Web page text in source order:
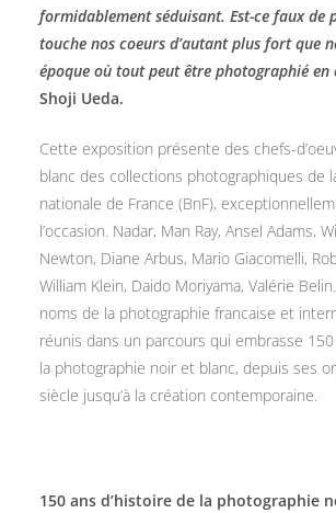
formidablement séduisant. Est-ce faux de
touche nos coeurs d’autant plus fort que
époque où tout peut être photographié en
Shoji Ueda.
Cette exposition présente des chefs-
blanc des collections photographiques de
nationale de France (BnF),
l’occasion. Nadar, Man Ray, Ansel Adams,
Newton, Diane Arbus, Mario Giacomelli,
William Klein, Daido Moriyama, Valérie
noms de la photographie francaise et
réunis dans un parcours qui embrasse 150
la photographie noir et blanc, depuis ses
siècle jusqu’à la création contemporaine.
150 ans d’histoire de la photographie